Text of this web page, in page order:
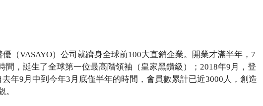
（VASAYO）公司就躋身全球前100大直銷企業。開業才滿半年，7
，誕生了全球第一位最高階領袖（皇家黑鑽級）；2018年9月，登
年9月中到今年3月底僅半年的時間，會員數累計已近3000人，創造